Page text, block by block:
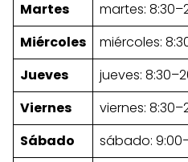
Martes
martes:
Miércoles
miércoles:
Jueves
jueves:
Viernes
viernes:
Sábado
sábado: